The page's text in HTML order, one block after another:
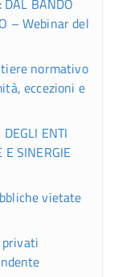
DAL BANDO
– Webinar del
normativo
eccezioni e
ENTI
E SINERGIE
vietate
privati